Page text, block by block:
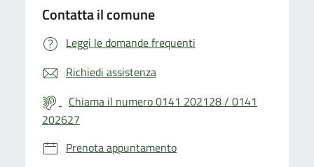
Contatta il comune
Leggi le domande frequenti
Richiedi assistenza
Chiama il numero 0141 202128 / 0141
202627
Prenota appuntamento